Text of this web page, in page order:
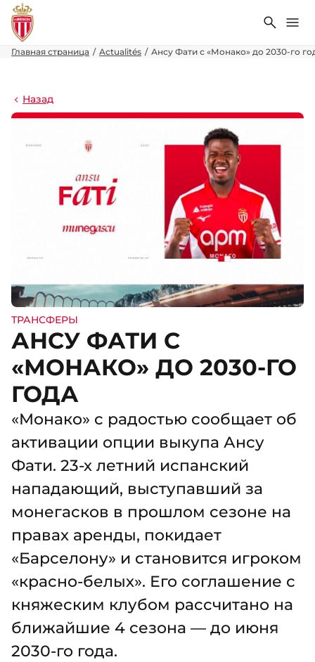
Поиск
Главная страница Actualités Ансу Фати с «Монако» до 2030-го
Назад
ТРАНСФЕРЫ
АНСУ ФАТИ С
«МОНАКО» ДО 2030-ГО
ГОДА
«Монако» с радостью сообщает об
активации опции выкупа Ансу
Фати. 23-х летний испанский
нападающий, выступавший за
монегасков в прошлом сезоне на
правах аренды, покидает
«Барселону» и становится игроком
«красно-белых». Его соглашение с
княжеским клубом рассчитано на
ближайшие 4 сезона — до июня
2030-го года.